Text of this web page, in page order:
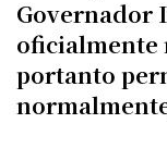
Governador
oficialmente
portanto